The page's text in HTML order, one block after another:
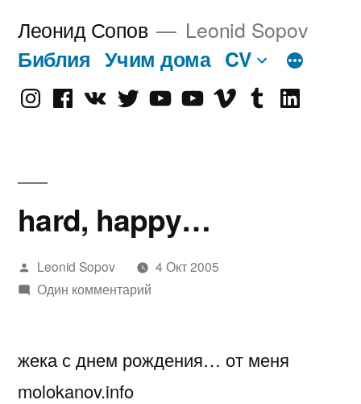
Леонид Сопов Leonid Sopov
Библия Учим дома CV
InstagramFacebook
VK TwitterYoutube
Old Vimeotumblrlinkedin
hard, happy…
Написано
автором
Leonid Sopov
4 Окт 2005
Один комментарий
жека с днем рождения… от меня
molokanov.info